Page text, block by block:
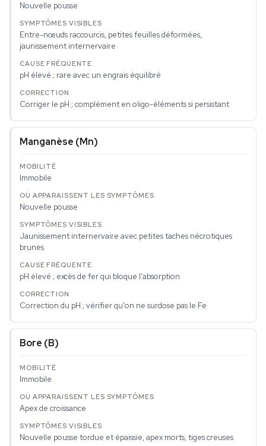
Nouvelle pousse
Entre-nœuds raccourcis, petites feuilles déformées,
jaunissement internervaire
pH élevé ; rare avec un engrais équilibré
Corriger le pH ; complément en oligo-éléments si persistant
Manganèse (Mn)
Immobile
Nouvelle pousse
Jaunissement internervaire avec petites taches nécrotiques
brunes
pH élevé ; excès de fer qui bloque l'absorption
Correction du pH ; vérifier qu'on ne surdose pas le Fe
Bore (B)
Immobile
Apex de croissance
Nouvelle pousse tordue et épaissie, apex morts, tiges creuses